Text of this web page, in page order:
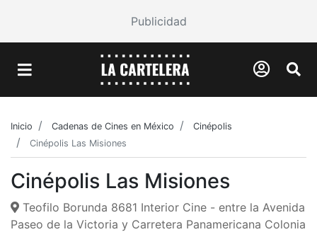
Publicidad
Inicio Cadenas de Cines en México
Cinépolis
Cinépolis Las Misiones
Cinépolis Las Misiones
Teofilo Borunda 8681 Interior Cine - entre la Avenida
Paseo de la Victoria y Carretera Panamericana Colonia